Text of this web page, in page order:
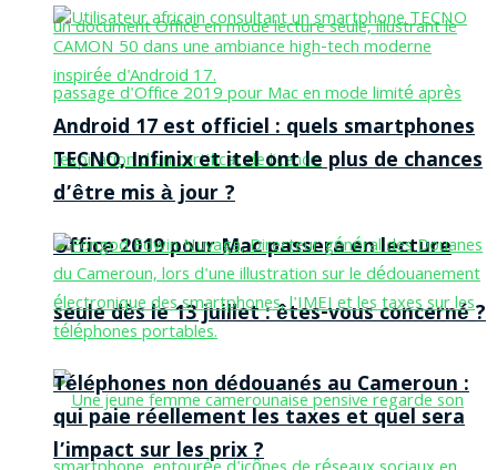
Office 2019 pour Mac passera en lecture
seule dès le 13 juillet : êtes-vous concerné ?
Android 17 est officiel : quels smartphones
TECNO, Infinix et itel ont le plus de chances
d’être mis à jour ?
Téléphones non dédouanés au Cameroun :
qui paie réellement les taxes et quel sera
l’impact sur les prix ?